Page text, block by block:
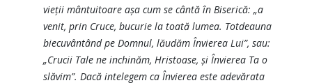
vieţii mântuitoare aşa cum se cântă în Biserică: „a
venit, prin Cruce, bucurie la toată lumea. Totdeauna
biecuvântând pe Domnul, lăudăm Învierea Lui”, sau:
„Crucii Tale ne inchinăm, Hristoase, şi Învierea Ta o
slăvim”. Dacă intelegem ca Învierea este adevărata